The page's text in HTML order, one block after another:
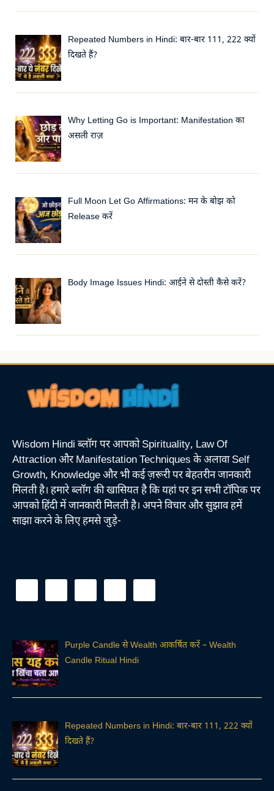
Repeated Numbers in Hindi: बार-बार 111, 222 क्यों
दिखते हैं?
Why Letting Go is Important: Manifestation का
असली राज़
Full Moon Let Go Affirmations: मन के बोझ को
Release करें
Body Image Issues Hindi: आईने से दोस्ती कैसे करें?
Wisdom Hindi ब्लॉग पर आपको Spirituality, Law Of
Attraction और Manifestation Techniques के अलावा Self
Growth, Knowledge और भी कई ज़रूरी पर बेहतरीन जानकारी
मिलती है। हमारे ब्लॉग की खासियत है कि यहां पर इन सभी टॉपिक पर
आपको हिंदी में जानकारी मिलती है। अपने विचार और सुझाव हमें
साझा करने के लिए हमसे जुड़े-
Purple Candle से Wealth आकर्षित करें – Wealth
Candle Ritual Hindi
Repeated Numbers in Hindi: बार-बार 111, 222 क्यों
दिखते हैं?